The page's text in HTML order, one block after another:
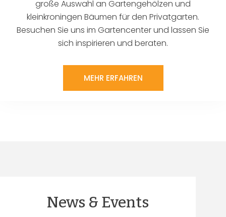
große Auswahl an Gartengehölzen und
kleinkroningen Bäumen für den Privatgarten.
Besuchen Sie uns im Gartencenter und lassen Sie
sich inspirieren und beraten.
MEHR ERFAHREN
News & Events